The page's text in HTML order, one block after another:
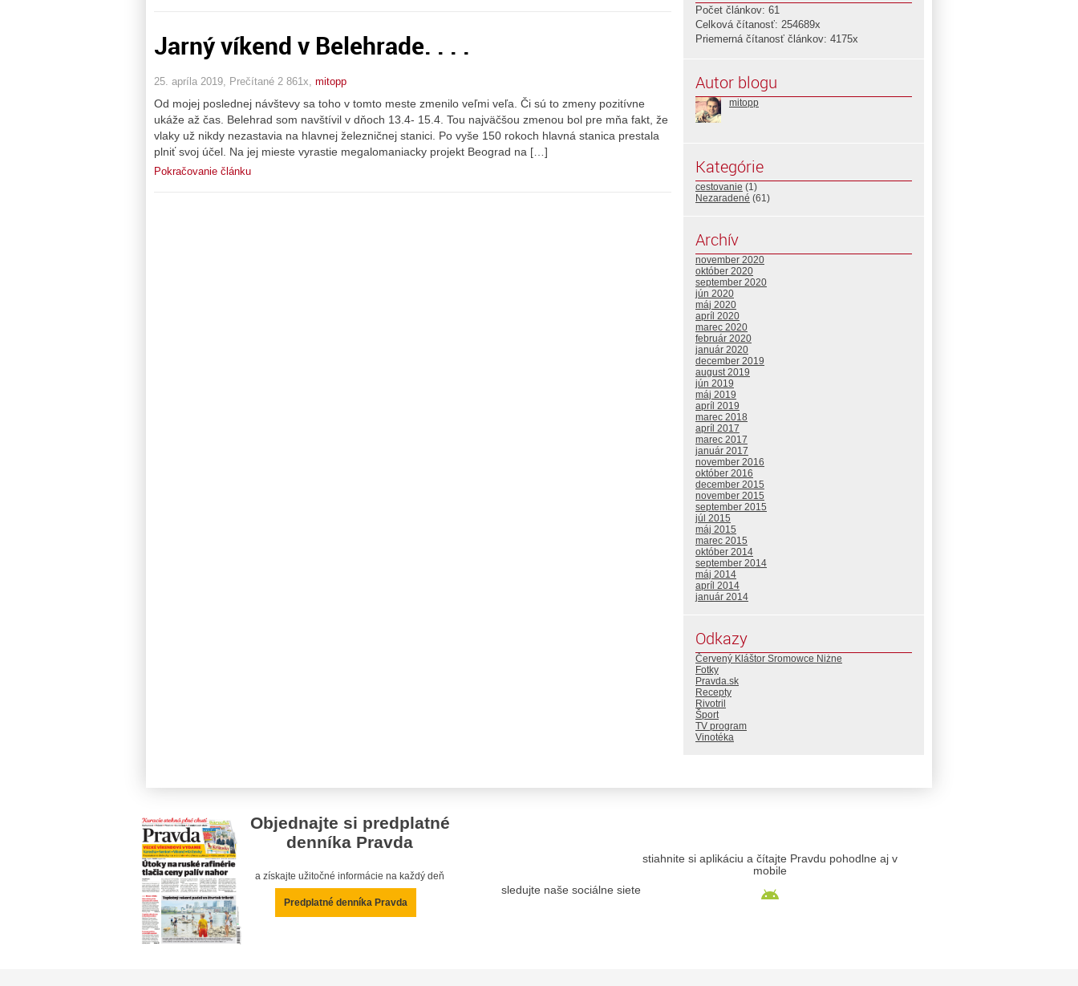
Jarný víkend v Belehrade. . . .
25. apríla 2019, Prečítané 2 861x, mitopp
Od mojej poslednej návštevy sa toho v tomto meste zmenilo veľmi veľa. Či sú to zmeny pozitívne
ukáže až čas. Belehrad som navštívil v dňoch 13.4- 15.4. Tou najväčšou zmenou bol pre mňa fakt, že
vlaky už nikdy nezastavia na hlavnej železničnej stanici. Po vyše 150 rokoch hlavná stanica prestala
plniť svoj účel. Na jej mieste vyrastie megalomaniacky projekt Beograd na […]
Pokračovanie článku
Počet článkov: 61
Celková čítanosť: 254689x
Priemerná čítanosť článkov: 4175x
Autor blogu
mitopp
Kategórie
cestovanie (1)
Nezaradené (61)
Archív
november 2020
október 2020
september 2020
jún 2020
máj 2020
apríl 2020
marec 2020
február 2020
január 2020
december 2019
august 2019
jún 2019
máj 2019
apríl 2019
marec 2018
apríl 2017
marec 2017
január 2017
november 2016
október 2016
december 2015
november 2015
september 2015
júl 2015
máj 2015
marec 2015
október 2014
september 2014
máj 2014
apríl 2014
január 2014
Odkazy
Červený Kláštor Sromowce Niżne
Fotky
Pravda.sk
Recepty
Rivotril
Šport
TV program
Vinotéka
Objednajte si predplatné
denníka Pravda
a získajte užitočné informácie na každý deň
Predplatné denníka Pravda
sledujte naše sociálne siete
stiahnite si aplikáciu a čítajte Pravdu pohodlne aj v
mobile